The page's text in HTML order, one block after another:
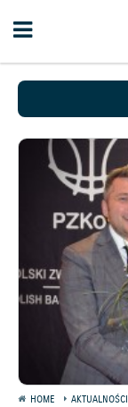
HOME AKTUALNOŚCI